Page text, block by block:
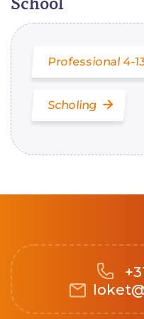
Professional 4-
Scholing